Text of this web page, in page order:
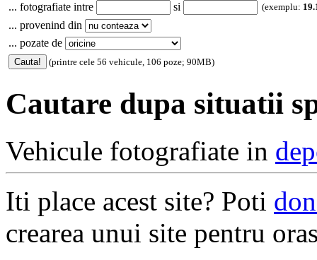
... fotografiate intre si (exemplu:
... provenind din
... pozate de
(printre cele 56 vehicule, 106 poze; 90MB)
Cautare dupa situatii
Vehicule fotografiate in
Iti place acest site? Poti
crearea unui site pentru